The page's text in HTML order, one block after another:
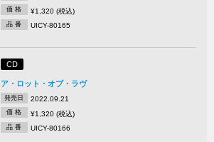
価 格 ¥1,320 (税込)
品 番 UICY-80165
CD
ア・ロット・オブ・ラヴ
発売日 2022.09.21
価 格 ¥1,320 (税込)
品 番 UICY-80166